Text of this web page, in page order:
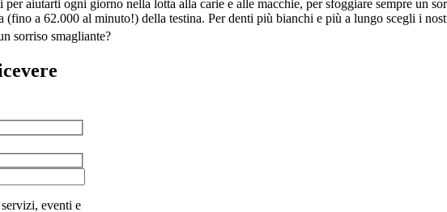
per aiutarti ogni giorno nella lotta alla carie e alle macchie, per sfoggiare sempre un
a 62.000 al minuto!) della testina. Per denti più bianchi e più a lungo scegli i
sorriso smagliante?
eventi e